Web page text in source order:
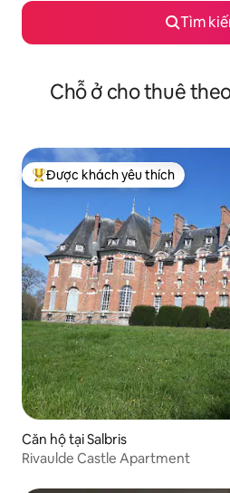
Tìm
Chỗ ở cho thuê
Được khách yêu thích nhất
Được khách yêu thích
Căn hộ tại Salbris
Rivaulde Castle Apartment